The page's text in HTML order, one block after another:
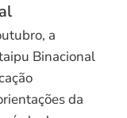
a
Binacional
da